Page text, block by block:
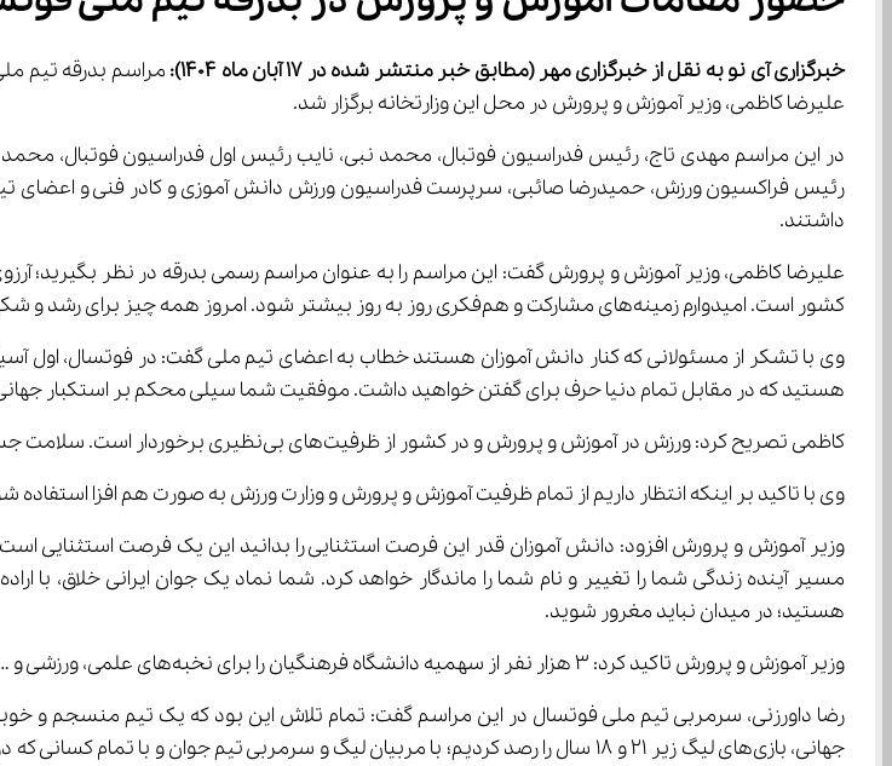
خبرگزاری آی نو به نقل از خبرگزاری مهر (مطابق خبر منتشر شده در 17 آبانماه 1404) :
علیرضا کاظمی، وزیر آموزش و پرورش در محل این وزارتخانه برگزار شد.
در این مراسم مهدی تاج، رئیس فدراسیون فوتبال، محمد نبی، نایب رئیس اول فدراسیون فوتبال،
داشتند.
علیرضا کاظمی، وزیر آموزش و پرورش گفت: این مراسم را به عنوان مراسم رسمی بدرقه در نظر بگیرید؛
کشور است. امیدوارم زمینه‌های مشارکت و هم‌فکری روز به روز بیشتر شود. امروز همه چیز برای رشد و شکوفایی و موفقیت ورزش دانش آموزی آماده است.
هستید که در مقابل تمام دنیا حرف برای گفتن خواهید داشت. موفقیت شما سیلی محکم بر استکبار
کاظمی تصریح کرد: ورزش در آموزش و پرورش و در کشور از ظرفیت‌های بی‌نظیری برخوردار است. سلامت جسمی، روحی و روانی و آورده‌های اقتصادی همه در ورزش جمع شده‌اند.
وی با تاکید بر اینکه انتظار داریم از تمام ظرفیت آموزش و پرورش و وزارت ورزش به صورت هم افزا استفاده شود
هستید؛ در میدان نباید مغرور شوید.
وزیر آموزش و پرورش تاکید کرد: ۳ هزار نفر از سهمیه دانشگاه فرهنگیان را برای نخبه‌های علمی، ورزشی و … کنار گذاشتیم؛ قبولی شما در دانشگاه فرهنگیان تضمین خواهد شد.
رضا داورزنی، سرمربی تیم ملی فوتسال در این مراسم گفت: تمام تلاش این بود که یک تیم منسجم و